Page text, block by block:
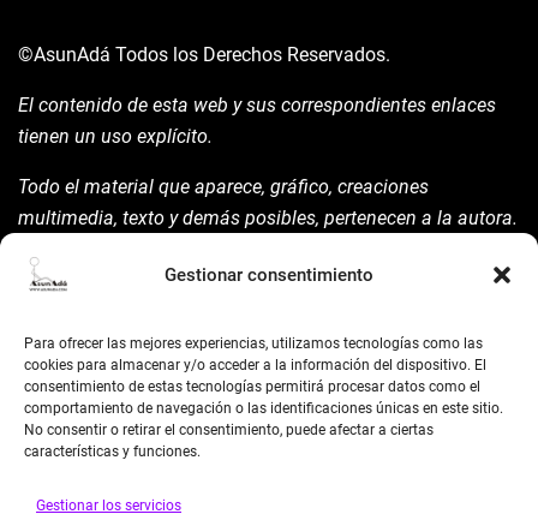
Gestionar consentimiento
Para ofrecer las mejores experiencias, utilizamos tecnologías como las
cookies para almacenar y/o acceder a la información del dispositivo. El
consentimiento de estas tecnologías permitirá procesar datos como el
comportamiento de navegación o las identificaciones únicas en este sitio.
No consentir o retirar el consentimiento, puede afectar a ciertas
características y funciones.
Gestionar los servicios
©AsunAdá Todos los Derechos Reservados.
El contenido de esta web y sus correspondientes enlaces
tienen un uso explícito.
Todo el material que aparece, gráfico, creaciones
multimedia, texto y demás posibles, pertenecen a la autora.
la mism para ello.
©AsunAdá ​Gracias.